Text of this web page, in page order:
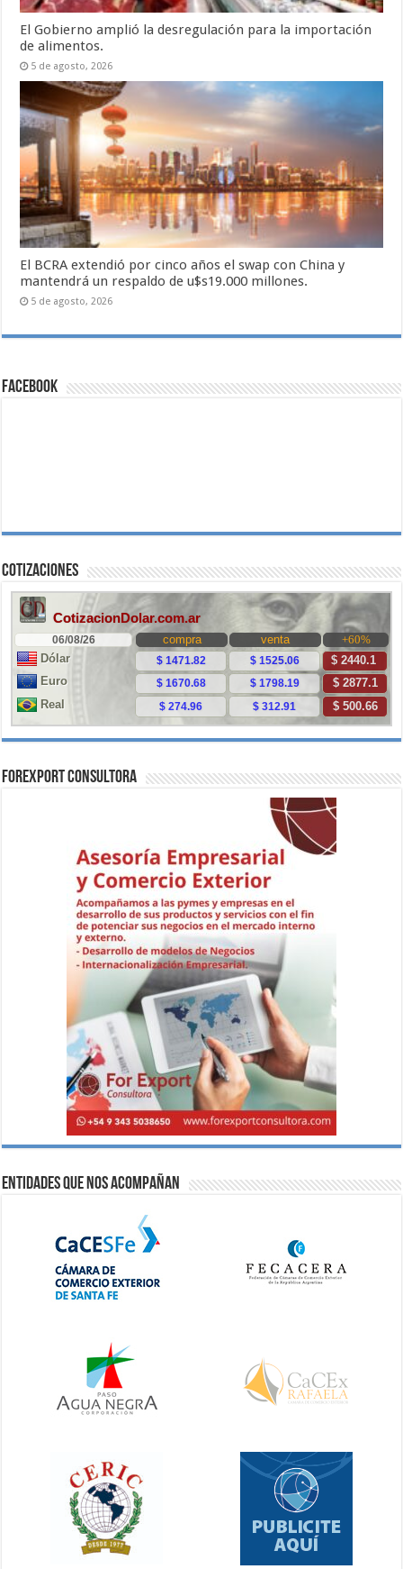
El Gobierno amplió la desregulación para la importación
de alimentos.
5 de agosto, 2026
El BCRA extendió por cinco años el swap con China y
mantendrá un respaldo de u$s19.000 millones.
5 de agosto, 2026
Facebook
Cotizaciones
ForExport Consultora
Entidades que nos acompañan